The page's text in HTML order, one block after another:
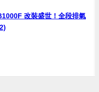
改裝盛世！全段排氣